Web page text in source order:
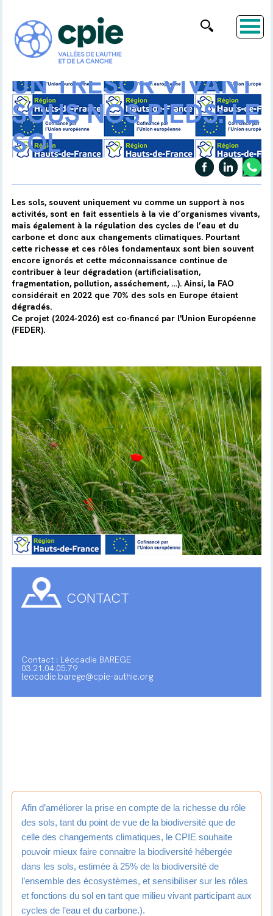
UN TRÉSOR VIVANT
SOUS NOS PIEDS: LE
SOL
Les sols, souvent uniquement vu comme un support à nos
activités, sont en fait essentiels à la vie d’organismes vivants,
mais également à la régulation des cycles de l’eau et du
carbone et donc aux changements climatiques. Pourtant
cette richesse et ces rôles fondamentaux sont bien souvent
encore ignorés et cette méconnaissance continue de
contribuer à leur dégradation (artificialisation,
fragmentation, pollution, asséchement, …). Ainsi, la FAO
considérait en 2022 que 70% des sols en Europe étaient
dégradés.
Ce projet (2024-2026) est co-financé par l'Union Européenne
(FEDER).
CONTACT
Contact : Léocadie BAREGE
03.21.04.05.79
leocadie.barege@cpie-authie.org
Afin d’améliorer la prise en compte de la richesse du rôle
des sols, tant du point de vue de la biodiversité que de
celle des changements climatiques, le CPIE souhaite
pouvoir mieux faire connaitre la biodiversité hébergée
dans les sols, estimée à 25% de la biodiversité de
l’ensemble des écosystèmes, et sensibiliser sur les rôles
et fonctions du sol en tant que milieu vivant participant aux
cycles de l’eau et du carbone.).